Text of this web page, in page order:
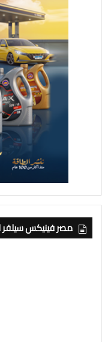
مصر فينيكس سيلفر